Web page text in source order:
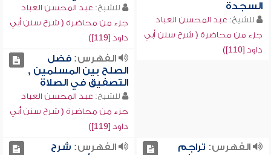
السجدة
للشيخ: عبد المحسن العباد
جزء من محاضرة ( شرح سنن أبي
داود [110])
للشيخ: عبد المحسن العباد
جزء من محاضرة ( شرح سنن أبي
داود [119])
الفهرس:فضل
الصلح بين المسلمين ,
التصفيق في الصلاة
للشيخ: عبد المحسن العباد
جزء من محاضرة ( شرح سنن أبي
داود [119])
الفهرس: تراجم
الفهرس: شرح